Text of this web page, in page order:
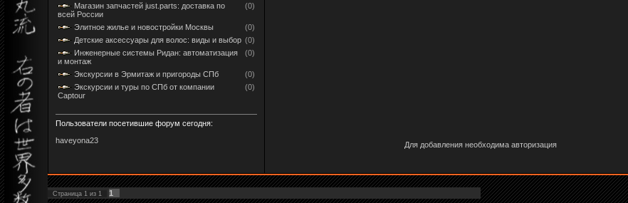
Магазин запчастей just.parts: доставка по
всей России
(0)
Элитное жилье и новостройки Москвы
(0)
Детские аксессуары для волос: виды и выбор (0)
Инженерные системы Ридан: автоматизация
и монтаж
(0)
Экскурсии в Эрмитаж и пригороды СПб
(0)
Экскурсии и туры по СПб от компании
Captour
(0)
Пользователи посетившие форум сегодня:
haveyona23
Для добавления необходима авторизация
Страница 1 из 1 1